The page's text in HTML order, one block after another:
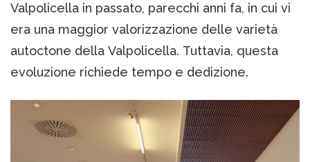
Valpolicella in passato, parecchi anni fa, in cui vi
era una maggior valorizzazione delle varietà
autoctone della Valpolicella. Tuttavia, questa
evoluzione richiede tempo e dedizione.